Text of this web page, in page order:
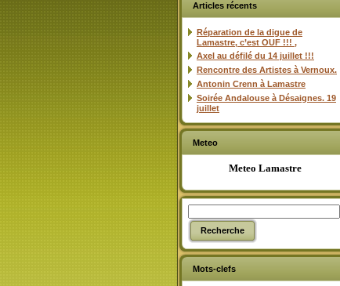
Articles récents
Réparation de la digue de
Lamastre, c’est OUF !!! ,
Axel au défilé du 14 juillet !!!
Rencontre des Artistes à Vernoux.
Antonin Crenn à Lamastre
Soirée Andalouse à Désaignes. 19
juillet
Meteo
Meteo Lamastre
Mots-clefs